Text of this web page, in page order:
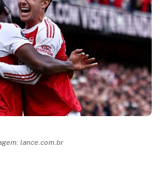
lance.com.br